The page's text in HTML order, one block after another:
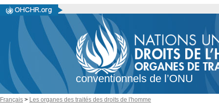
conventionnels de l’ONU
Français > Les organes des traités des droits de l'homme